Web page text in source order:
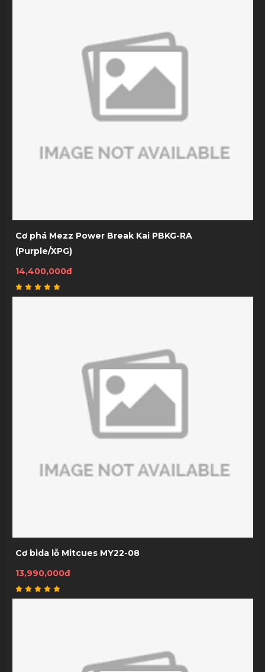
Cơ phá Mezz Power Break Kai PBKG-RA
(Purple/XPG)
14,400,000đ
Cơ bida lỗ Mitcues MY22-08
13,990,000đ